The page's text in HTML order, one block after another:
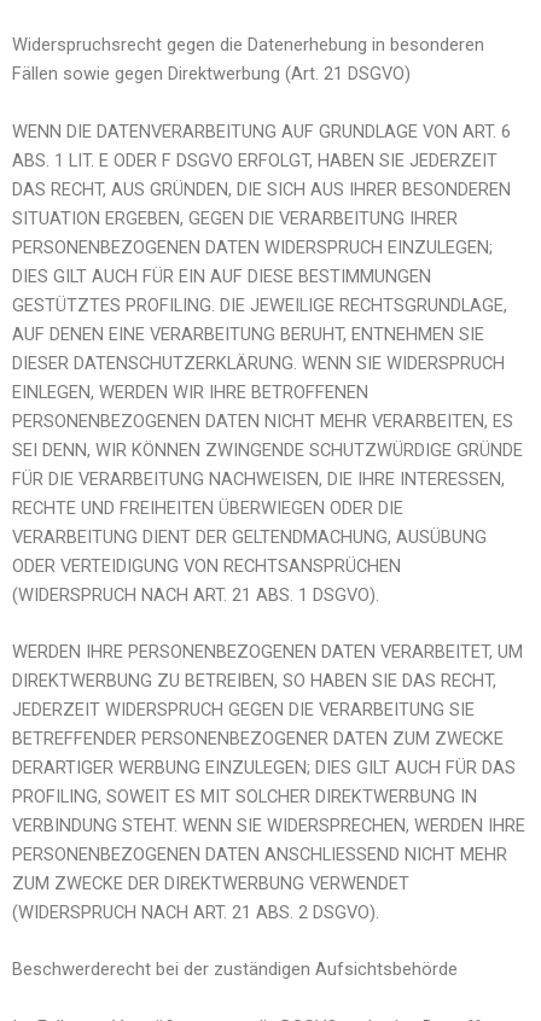
Widerspruchsrecht gegen die Datenerhebung in besonderen
Fällen sowie gegen Direktwerbung (Art. 21 DSGVO)
WENN DIE DATENVERARBEITUNG AUF GRUNDLAGE VON ART. 6
ABS. 1 LIT. E ODER F DSGVO ERFOLGT, HABEN SIE JEDERZEIT
DAS RECHT, AUS GRÜNDEN, DIE SICH AUS IHRER BESONDEREN
SITUATION ERGEBEN, GEGEN DIE VERARBEITUNG IHRER
PERSONENBEZOGENEN DATEN WIDERSPRUCH EINZULEGEN;
DIES GILT AUCH FÜR EIN AUF DIESE BESTIMMUNGEN
GESTÜTZTES PROFILING. DIE JEWEILIGE RECHTSGRUNDLAGE,
AUF DENEN EINE VERARBEITUNG BERUHT, ENTNEHMEN SIE
DIESER DATENSCHUTZERKLÄRUNG. WENN SIE WIDERSPRUCH
EINLEGEN, WERDEN WIR IHRE BETROFFENEN
PERSONENBEZOGENEN DATEN NICHT MEHR VERARBEITEN, ES
SEI DENN, WIR KÖNNEN ZWINGENDE SCHUTZWÜRDIGE GRÜNDE
FÜR DIE VERARBEITUNG NACHWEISEN, DIE IHRE INTERESSEN,
RECHTE UND FREIHEITEN ÜBERWIEGEN ODER DIE
VERARBEITUNG DIENT DER GELTENDMACHUNG, AUSÜBUNG
ODER VERTEIDIGUNG VON RECHTSANSPRÜCHEN
(WIDERSPRUCH NACH ART. 21 ABS. 1 DSGVO).
WERDEN IHRE PERSONENBEZOGENEN DATEN VERARBEITET, UM
DIREKTWERBUNG ZU BETREIBEN, SO HABEN SIE DAS RECHT,
JEDERZEIT WIDERSPRUCH GEGEN DIE VERARBEITUNG SIE
BETREFFENDER PERSONENBEZOGENER DATEN ZUM ZWECKE
DERARTIGER WERBUNG EINZULEGEN; DIES GILT AUCH FÜR DAS
PROFILING, SOWEIT ES MIT SOLCHER DIREKTWERBUNG IN
VERBINDUNG STEHT. WENN SIE WIDERSPRECHEN, WERDEN IHRE
PERSONENBEZOGENEN DATEN ANSCHLIESSEND NICHT MEHR
ZUM ZWECKE DER DIREKTWERBUNG VERWENDET
(WIDERSPRUCH NACH ART. 21 ABS. 2 DSGVO).
Beschwerderecht bei der zuständigen Aufsichtsbehörde